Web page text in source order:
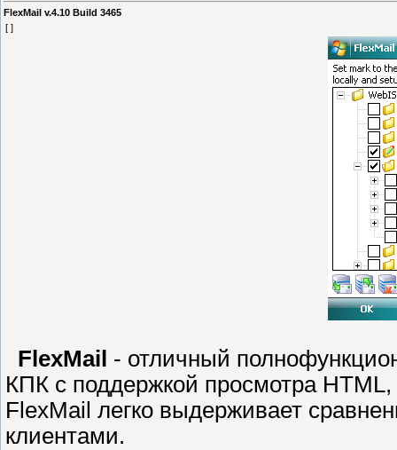
FlexMail v.4.10 Build 3465
[ ]
FlexMail - отличный
КПК с поддержкой просмотра
FlexMail легко выдерживает
клиентами.